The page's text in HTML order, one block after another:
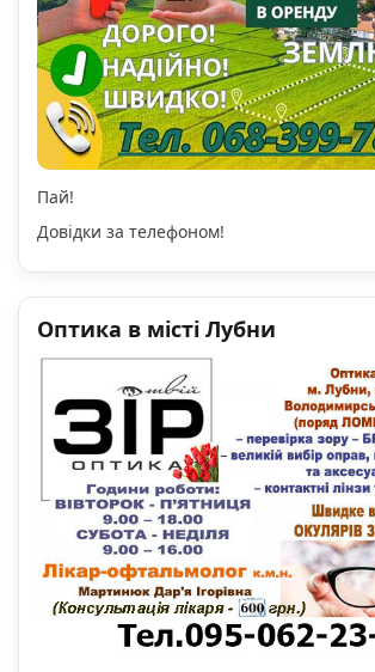
Пай!
Довідки за телефоном!
Оптика в місті Лубни